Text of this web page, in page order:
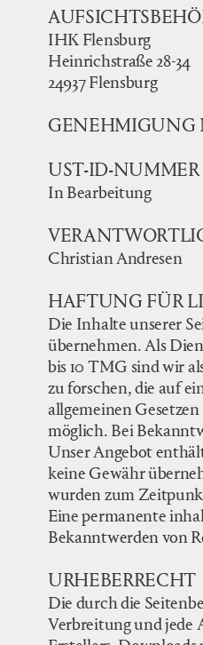
IHK Flensburg
Heinrichstraße 28-34
24937 Flensburg
GENEHMIGUNG
UST-ID-NUMMER
In Bearbeitung
Christian Andresen
HAFTUNG FÜR
Die Inhalte unserer
übernehmen. Als
bis 10 TMG sind wir
zu forschen, die auf
allgemeinen
möglich. Bei
Unser Angebot
keine Gewähr
wurden zum
Eine permanente
Bekanntwerden von
URHEBERRECHT
Die durch die
Verbreitung und jede